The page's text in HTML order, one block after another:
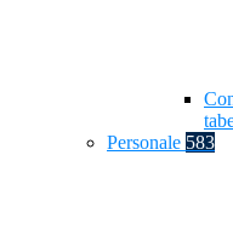
Personale 583